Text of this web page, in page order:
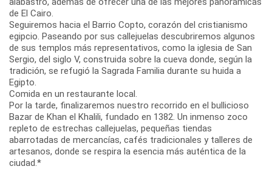
de El Cairo.
Seguiremos hacia el Barrio Copto, corazón del cristianismo
egipcio. Paseando por sus callejuelas descubriremos algunos
de sus templos más representativos, como la iglesia de San
Sergio, del siglo V, construida sobre la cueva donde, según la
tradición, se refugió la Sagrada Familia durante su huida a
Egipto.
Comida en un restaurante local.
Por la tarde, finalizaremos nuestro recorrido en el bullicioso
Bazar de Khan el Khalili, fundado en 1382. Un inmenso zoco
repleto de estrechas callejuelas, pequeñas tiendas
abarrotadas de mercancías, cafés tradicionales y talleres de
artesanos, donde se respira la esencia más auténtica de la
ciudad.*